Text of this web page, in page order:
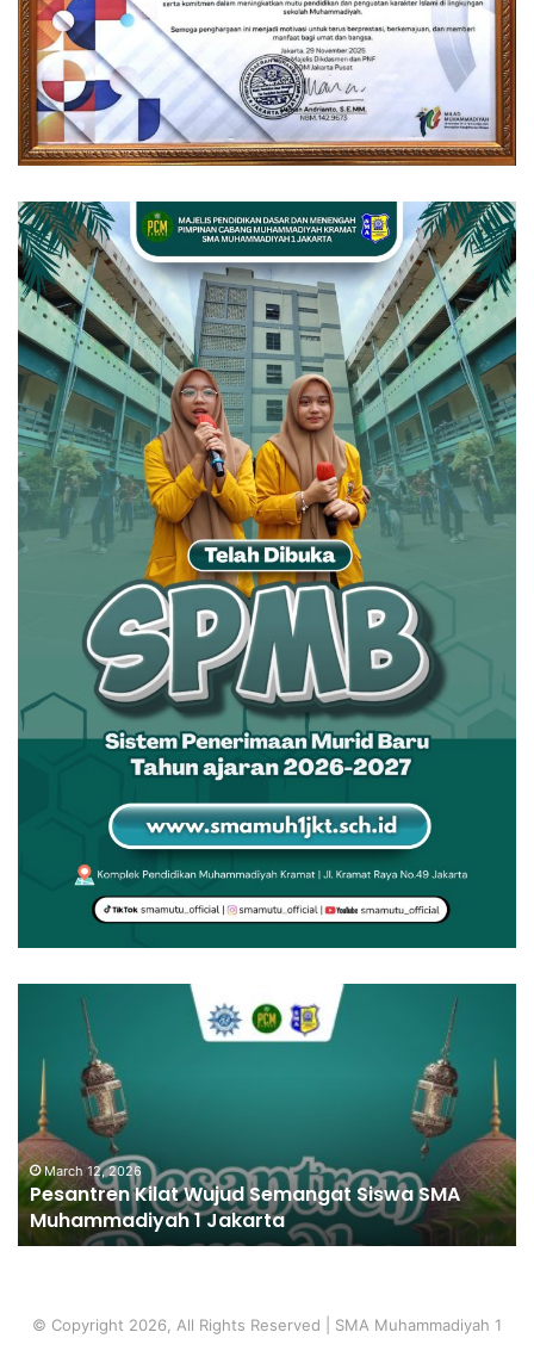
March 12, 2026
Pesantren Kilat Wujud Semangat Siswa SMA
Muhammadiyah 1 Jakarta
© Copyright 2026, All Rights Reserved | SMA Muhammadiyah 1